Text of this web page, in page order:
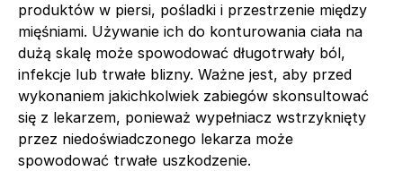
produktów w piersi, pośladki i przestrzenie między
mięśniami. Używanie ich do konturowania ciała na
dużą skalę może spowodować długotrwały ból,
infekcje lub trwałe blizny. Ważne jest, aby przed
wykonaniem jakichkolwiek zabiegów skonsultować
się z lekarzem, ponieważ wypełniacz wstrzyknięty
przez niedoświadczonego lekarza może
spowodować trwałe uszkodzenie.